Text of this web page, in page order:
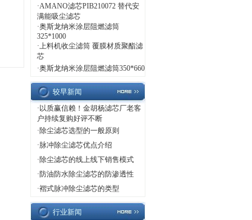
·AMANO滤芯PIB210072 替代安
满能吸尘滤芯
·奥斯龙纳米涂层阻燃滤筒
325*1000
·上料机收尘滤筒 覆膜材质聚酯滤
芯
·奥斯龙纳米涂层阻燃滤筒350*660
较早新闻
· 以质赢信赖！金胡杨滤芯厂老客
户持续复购好评不断
·除尘滤芯选型的一般原则
· 脉冲除尘滤芯优点介绍
·除尘滤芯的线上线下销售模式
·防油防水除尘滤芯的防渗透性
·褶式脉冲除尘滤芯的类型
行业新闻